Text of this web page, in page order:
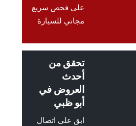
على فحص سريع
مجاني للسيارة
تحقق من
أحدث
العروض في
أبو ظبي
ابق على اتصال